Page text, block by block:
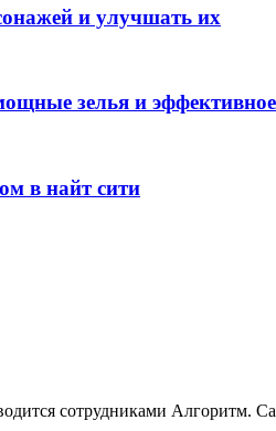
и улучшать их
зелья и
в найт сити
сотрудниками Алгоритм.